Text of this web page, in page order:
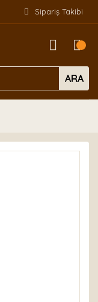
Sipariş Takibi
ARA